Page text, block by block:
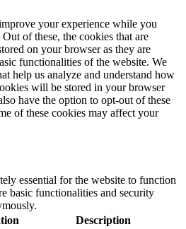
your experience while you
of these, the cookies that are
on your browser as they are
functionalities of the website. We
help us analyze and understand how
will be stored in your browser
have the option to opt-out of these
of these cookies may affect your
essential for the website to function
basic functionalities and security
Description